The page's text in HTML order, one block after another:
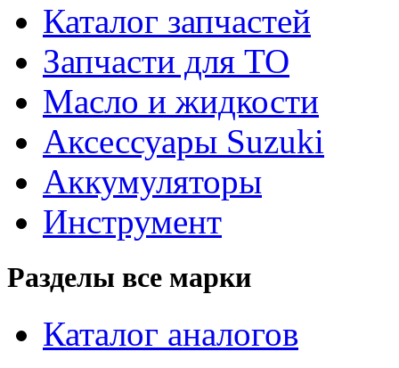
Каталог запчастей
Запчасти для ТО
Масло и жидкости
Аксессуары Suzuki
Аккумуляторы
Инструмент
Разделы все марки
Каталог аналогов